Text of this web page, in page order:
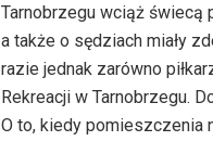
Tarnobrzegu wciąż świecą
a także o sędziach miały
razie jednak zarówno
Rekreacji w Tarnobrzegu.
O to, kiedy pomieszczenia